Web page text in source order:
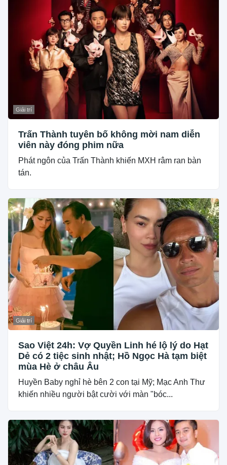
Giải trí
Trấn Thành tuyên bố không mời nam diễn
viên này đóng phim nữa
Phát ngôn của Trấn Thành khiến MXH râm ran bàn
tán.
Giải trí
Sao Việt 24h: Vợ Quyền Linh hé lộ lý do Hạt
Dẻ có 2 tiệc sinh nhật; Hồ Ngọc Hà tạm biệt
mùa Hè ở châu Âu
Huyền Baby nghỉ hè bên 2 con tại Mỹ; Mạc Anh Thư
khiến nhiều người bật cười với màn "bóc...